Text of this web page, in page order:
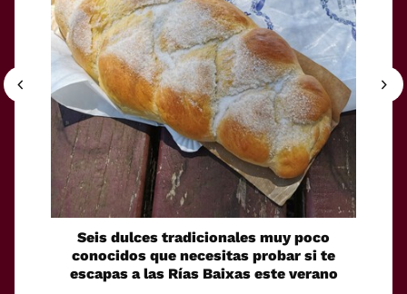
Seis dulces tradicionales muy poco
conocidos que necesitas probar si te
escapas a las Rías Baixas este verano